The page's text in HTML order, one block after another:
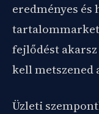
eredményes és
fejlődést
kell metszened
Üzleti